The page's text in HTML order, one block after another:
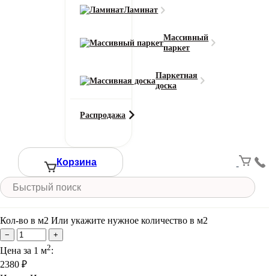
Ламинат
Массивный
паркет
Паркетная
доска
Распродажа
Корзина
Длина (м)
Кол-во в м2 Или укажите нужное количество в м2
− +
Цена за 1 м2:
2380 ₽